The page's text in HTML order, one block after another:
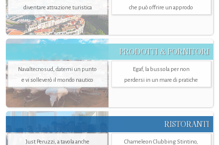
diventare attrazione turistica
che può offrire un approdo
PRODOTTI & FORNITORI
Navaltecnosud, datemi un punto
e vi solleverò il mondo nautico
Egaf, la bussola per non
perdersi in un mare di pratiche
RISTORANTI
Just Peruzzi, a tavola anche
Chameleon Clubbing Stintino,